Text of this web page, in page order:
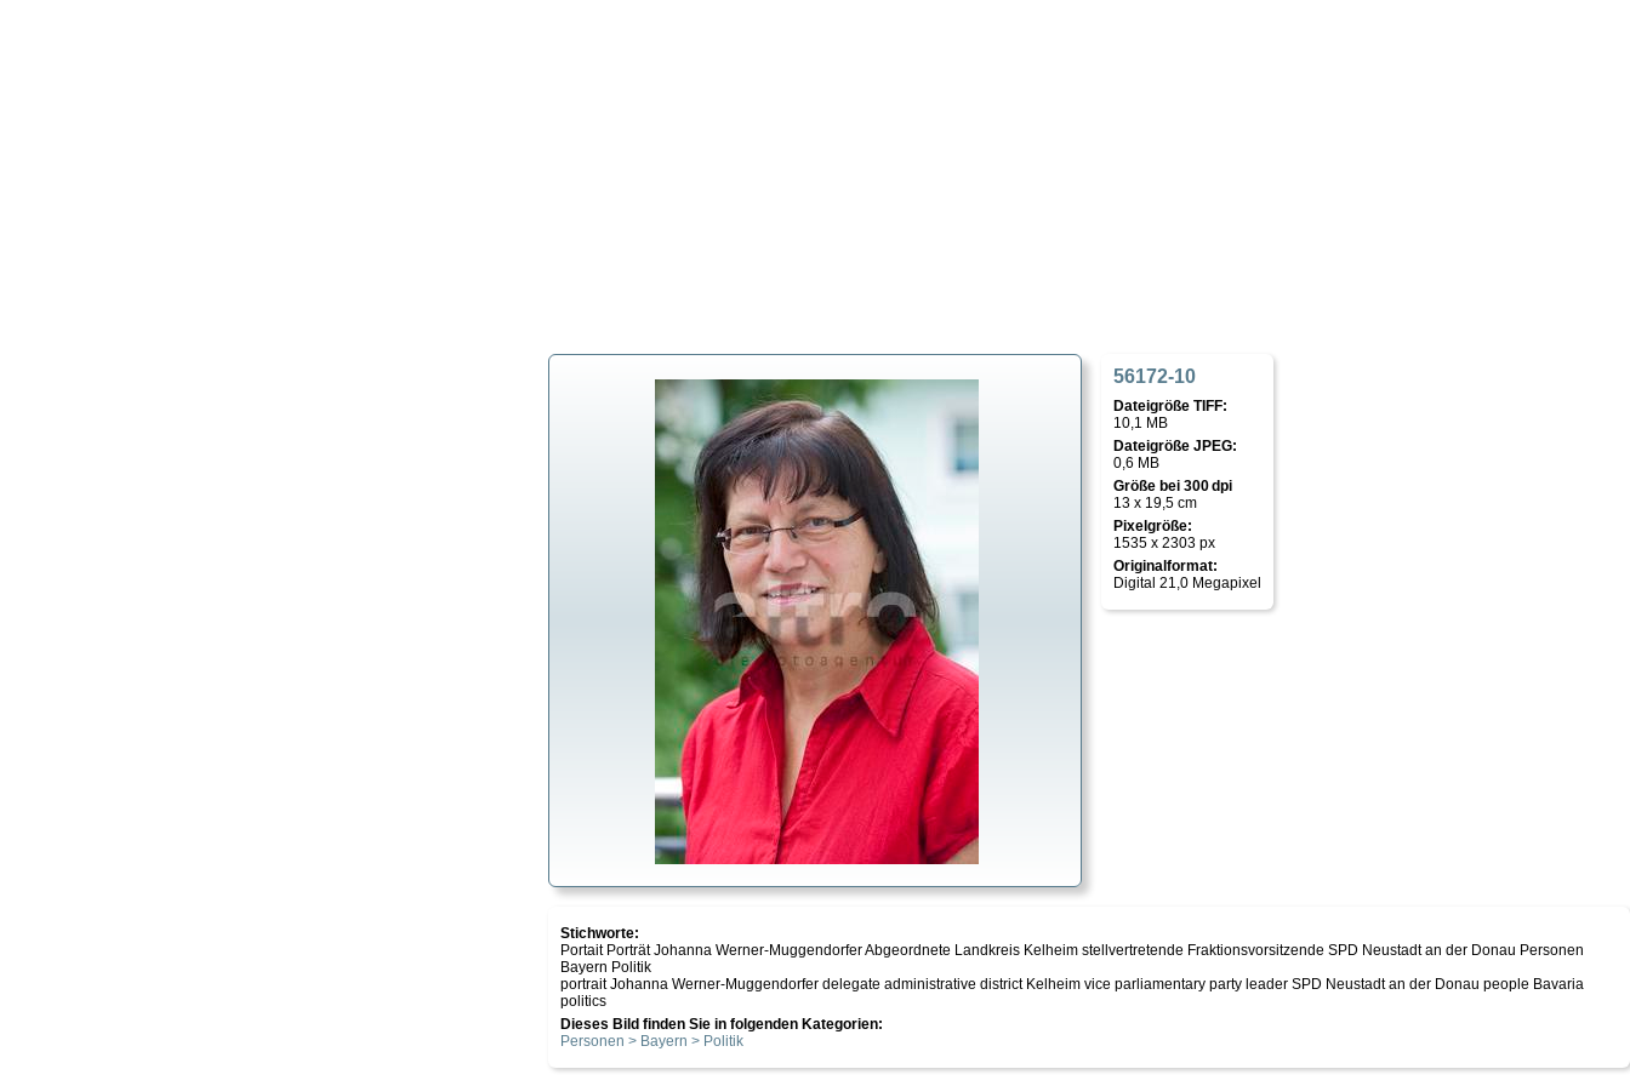
56172-10
Dateigröße TIFF:
10,1 MB
Dateigröße JPEG:
0,6 MB
Größe bei 300 dpi
13 x 19,5 cm
Pixelgröße:
1535 x 2303 px
Originalformat:
Digital 21,0 Megapixel
Stichworte:
Portait Porträt Johanna Werner-Muggendorfer Abgeordnete Landkreis Kelheim stellvertretende Fraktionsvorsitzende SPD Neustadt an der Donau Personen
Bayern Politik
portrait Johanna Werner-Muggendorfer delegate administrative district Kelheim vice parliamentary party leader SPD Neustadt an der Donau people Bavaria
politics
Dieses Bild finden Sie in folgenden Kategorien:
Personen > Bayern > Politik